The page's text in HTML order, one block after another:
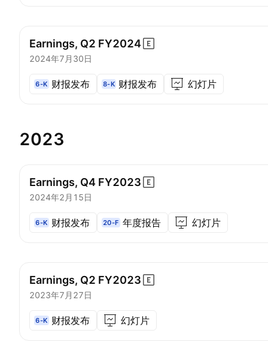
Earnings, Q2 FY2024
2024年7月30日
6-K 财报发布 8-K 财报发布 幻灯片
2023
Earnings, Q4 FY2023
2024年2月15日
6-K 财报发布 20-F 年度报告 幻灯片
Earnings, Q2 FY2023
2023年7月27日
6-K 财报发布 幻灯片